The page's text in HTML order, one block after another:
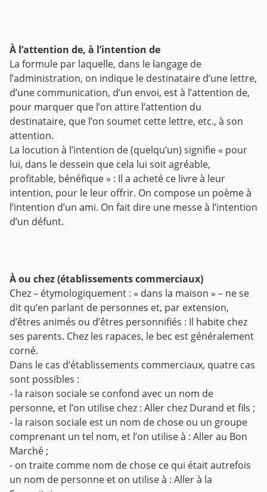
À l’attention de, à l’intention de
La formule par laquelle, dans le langage de
l’administration, on indique le destinataire d’une lettre,
d’une communication, d’un envoi, est à l’attention de,
pour marquer que l’on attire l’attention du
destinataire, que l’on soumet cette lettre, etc., à son
attention.
La locution à l’intention de (quelqu’un) signifie « pour
lui, dans le dessein que cela lui soit agréable,
profitable, bénéfique » : Il a acheté ce livre à leur
intention, pour le leur offrir. On compose un poème à
l’intention d’un ami. On fait dire une messe à l’intention
d’un défunt.
À ou chez (établissements commerciaux)
Chez – étymologiquement : « dans la maison » – ne se
dit qu’en parlant de personnes et, par extension,
d’êtres animés ou d’êtres personnifiés : Il habite chez
ses parents. Chez les rapaces, le bec est généralement
corné.
Dans le cas d’établissements commerciaux, quatre cas
sont possibles :
- la raison sociale se confond avec un nom de
personne, et l’on utilise chez : Aller chez Durand et fils ;
- la raison sociale est un nom de chose ou un groupe
comprenant un tel nom, et l’on utilise à : Aller au Bon
Marché ;
- on traite comme nom de chose ce qui était autrefois
un nom de personne et on utilise à : Aller à la